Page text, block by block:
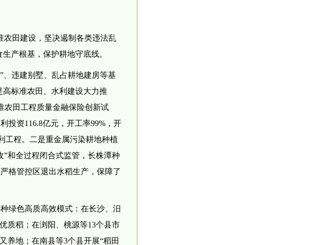
田建设，坚决遏制各类违法乱
产根基，保护耕地守底线。
违建别墅、乱占耕地建房等基
标准农田、水利建设大力推
农田工程质量金融保险创新试
投资116.8亿元，开工率99%，开
工程。二是重金属污染耕地种植
和全过程闭合式监管，长株潭种
格管控区退出水稻生产，保障了
绿色高质高效模式：在长沙、汨
质稻；在浏阳、桃源等13个县市
养地；在南县等3个县开展“稻田